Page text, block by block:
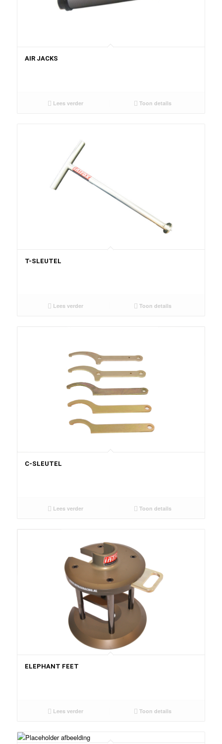
AIR JACKS
Lees verder Toon details
T-SLEUTEL
Lees verder Toon details
C-SLEUTEL
Lees verder Toon details
ELEPHANT FEET
Lees verder Toon details